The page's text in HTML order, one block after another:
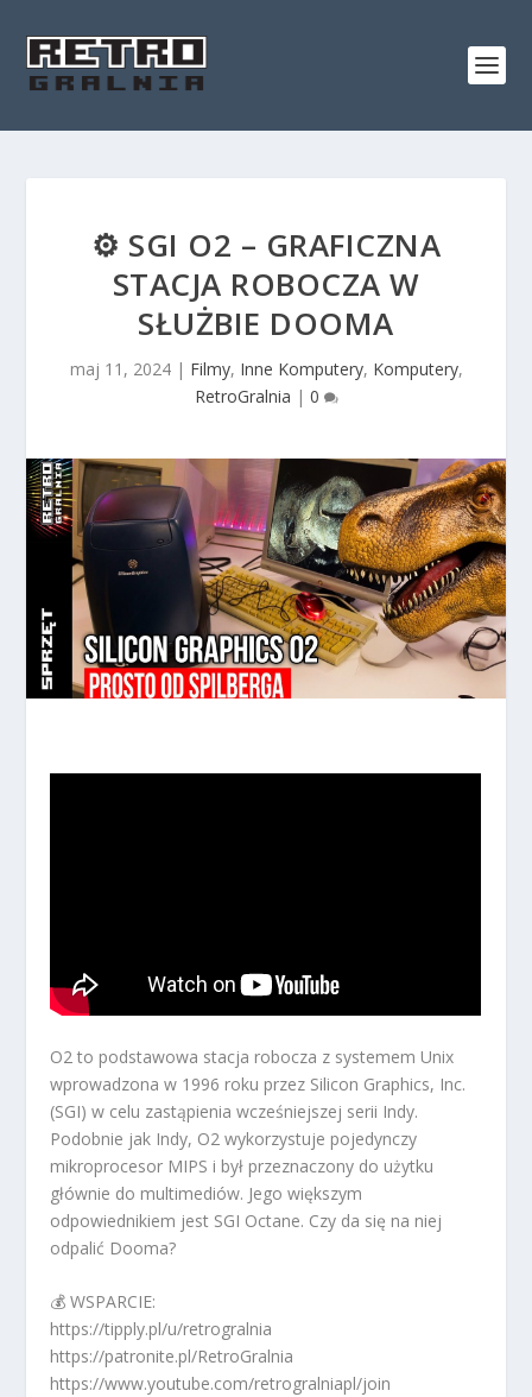
⚙️ SGI O2 – GRAFICZNA
STACJA ROBOCZA W
SŁUŻBIE DOOMA
maj 11, 2024| Filmy, Inne Komputery, Komputery,
RetroGralnia | 0
O2 to podstawowa stacja robocza z systemem Unix
wprowadzona w 1996 roku przez Silicon Graphics, Inc.
(SGI) w celu zastąpienia wcześniejszej serii Indy.
Podobnie jak Indy, O2 wykorzystuje pojedynczy
mikroprocesor MIPS i był przeznaczony do użytku
głównie do multimediów. Jego większym
odpowiednikiem jest SGI Octane. Czy da się na niej
odpalić Dooma?
💰 WSPARCIE:
https://tipply.pl/u/retrogralnia
https://patronite.pl/RetroGralnia
https://www.youtube.com/retrogralniapl/join